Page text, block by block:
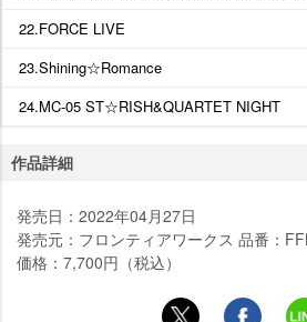
22.FORCE LIVE
23.Shining☆Romance
24.MC-05 ST☆RISH&QUARTET NIGHT
作品詳細
発売日：2022年04月27日
発売元：フロンティアワークス 品番：
価格：7,700円（税込）